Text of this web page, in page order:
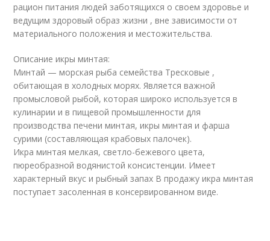
рацион питания людей заботящихся о своем здоровье и
ведущим здоровый образ жизни , вне зависимости от
материального положения и местожительства.
Описание икры минтая:
Минтай — морская рыба семейства Тресковые ,
обитающая в холодных морях. Является важной
промысловой рыбой, которая широко используется в
кулинарии и в пищевой промышленности для
производства печени минтая, икры минтая и фарша
сурими (составляющая крабовых палочек).
Икра минтая мелкая, светло-бежевого цвета,
пюреобразной водянистой консистенции. Имеет
характерный вкус и рыбный запах В продажу икра минтая
поступает засоленная в консервированном виде.